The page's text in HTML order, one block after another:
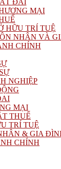
ĐAI
MẠI
HỮU TRÍ TUỆ
NHÂN VÀ
CHÍNH
NGHIỆP
MẠI
THUẾ
TRÍ TUỆ
& GIA
CHÍNH